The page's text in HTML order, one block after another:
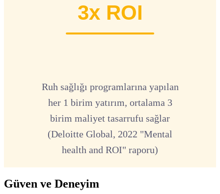
3x ROI
Ruh sağlığı programlarına yapılan
her 1 birim yatırım, ortalama 3
birim maliyet tasarrufu sağlar
(Deloitte Global, 2022 "Mental
health and ROI" raporu)
Güven ve Deneyim